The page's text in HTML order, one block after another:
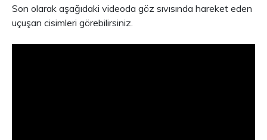
Son olarak aşağıdaki videoda göz sıvısında hareket eden
uçuşan cisimleri görebilirsiniz.